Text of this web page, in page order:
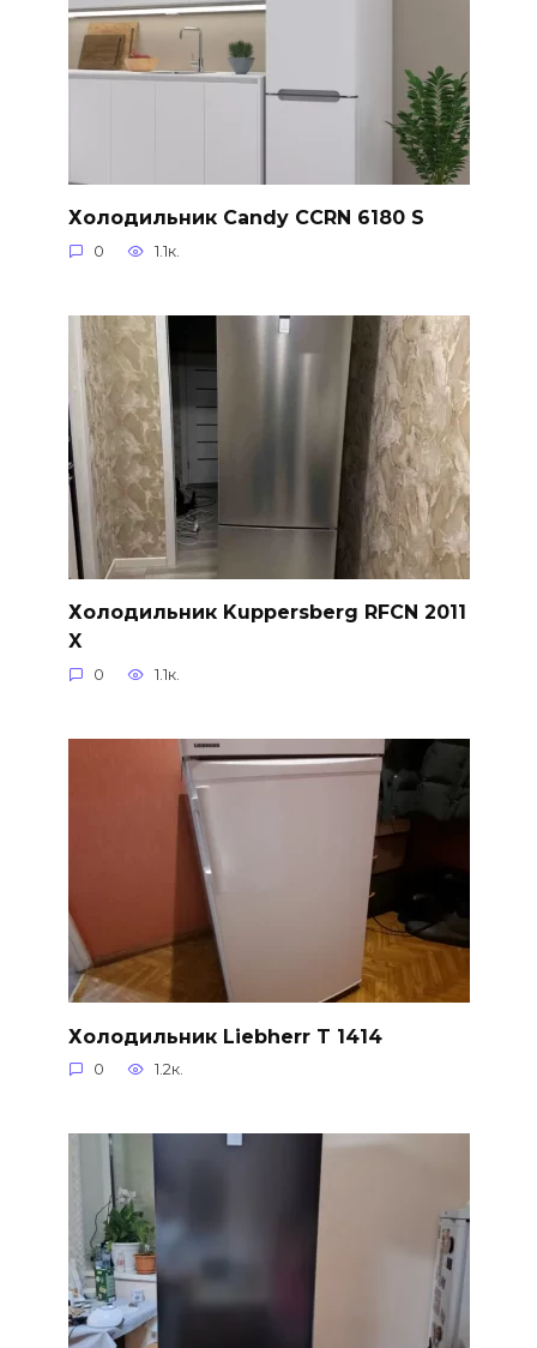
Холодильник Candy CCRN 6180 S
0 1.1к.
Холодильник Kuppersberg RFCN 2011
X
0 1.1к.
Холодильник Liebherr T 1414
0 1.2к.